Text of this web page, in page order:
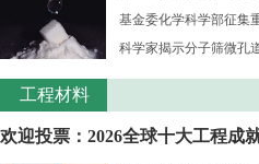
基金委化学科学部征集
科学家揭示分子筛微孔
工程材料
欢迎投票：2026全球十大工程成